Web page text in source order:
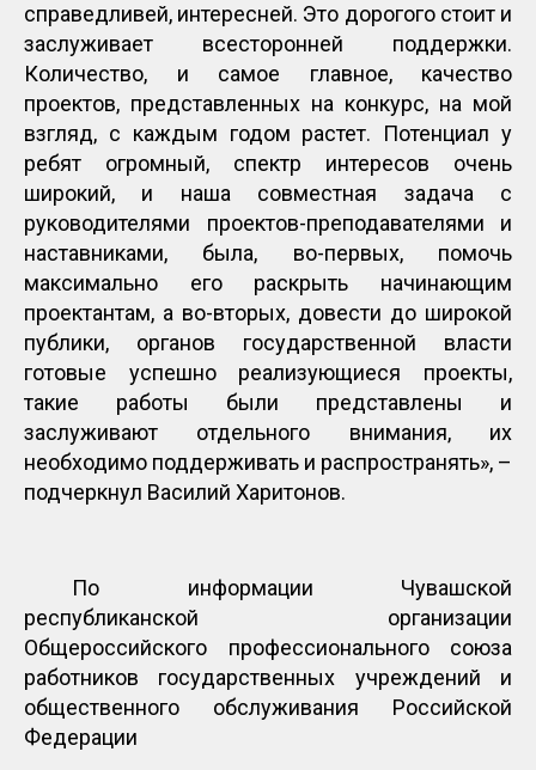
справедливей, интересней. Это дорогого стоит и
заслуживает всесторонней поддержки.
Количество, и самое главное, качество
проектов, представленных на конкурс, на мой
взгляд, с каждым годом растет. Потенциал у
ребят огромный, спектр интересов очень
широкий, и наша совместная задача с
руководителями проектов-преподавателями и
наставниками, была, во-первых, помочь
максимально его раскрыть начинающим
проектантам, а во-вторых, довести до широкой
публики, органов государственной власти
готовые успешно реализующиеся проекты,
такие работы были представлены и
заслуживают отдельного внимания, их
необходимо поддерживать и распространять», –
подчеркнул Василий Харитонов.
По информации Чувашской
республиканской организации
Общероссийского профессионального союза
работников государственных учреждений и
общественного обслуживания Российской
Федерации